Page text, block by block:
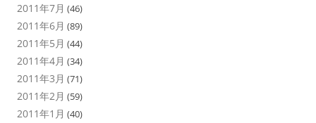
2011年7月 (46)
2011年6月 (89)
2011年5月 (44)
2011年4月 (34)
2011年3月 (71)
2011年2月 (59)
2011年1月 (40)